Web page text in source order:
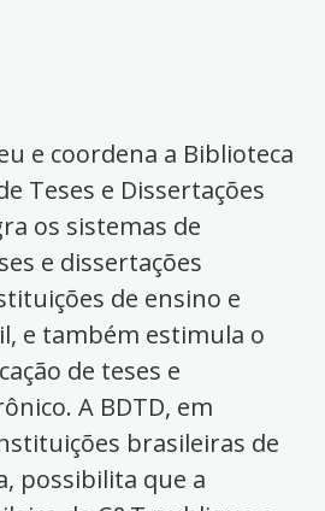
e coordena a Biblioteca
Teses e Dissertações
os sistemas de
e dissertações
de ensino e
e também estimula o
de teses e
A BDTD, em
brasileiras de
possibilita que a